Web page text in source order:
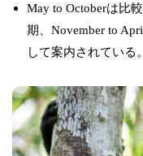
May to Octoberは比
期、November to
して案内されている。